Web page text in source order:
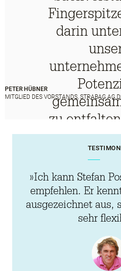
darin
zu
wie
Manfred
mit
neue
gebracht
PETER HÜBNER
MITGLIED DES VORSTANDS, STRABAG AG
»Ich kann Stefan
empfehlen. Er
ausgezeichnet aus,
sehr